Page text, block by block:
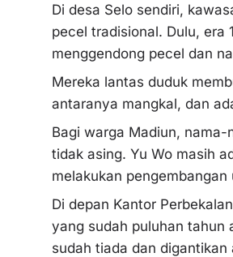
Di desa Selo sendiri,
pecel tradisional. Dulu, era
menggendong pecel dan
Mereka lantas duduk
antaranya mangkal, dan
Bagi warga Madiun,
tidak asing. Yu Wo masih
melakukan
Di depan Kantor
yang sudah puluhan tahun
sudah tiada dan